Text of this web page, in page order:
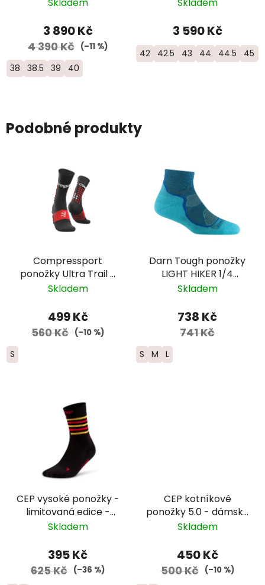
Skladem
3 890 Kč
4 390 Kč (–11 %)
38 38.5 39 40
Skladem
3 590 Kč
42 42.5 43 44 44.5 45
Podobné produkty
Compressport
ponožky Ultra Trail -
černá
Skladem
499 Kč
560 Kč (–10 %)
S
Darn Tough ponožky
LIGHT HIKER 1/4
Lightweight Merino -
Skladem
738 Kč
741 Kč
S M L
CEP vysoké ponožky -
limitovaná edice -
dámské - černá/
Skladem
395 Kč
625 Kč (–36 %)
CEP kotníkové
ponožky 5.0 - dámské
– černá
Skladem
450 Kč
500 Kč (–10 %)